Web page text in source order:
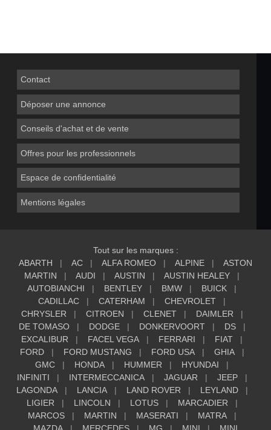
Contact
Déposer une annonce
Conseils d'achat et de vente
Offres pour les professionnels
Espace de confidentialité
Mentions légales
Tout sur les marques :
ABARTH
AC ALFA ROMEO ALPINE
ASTON
MARTIN
AUDI AUSTIN
AUSTIN HEALEY
AUTOBIANCHI
BENTLEY BMW
BUICK
CADILLAC
CATERHAM
CHEVROLET
CHRYSLER
CITROEN CLENET
DAIMLER
DE TOMASO
DODGE DONKERVOORT
DS
EXCALIBUR
FACEL VEGA FERRARI
FIAT
FORD
FORD MUSTANG FORD USA
GHIA
GMC
HONDA HUMMER
HYUNDAI
INFINITI
INTERMECCANICA JAGUAR
JEEP
LAGONDA
LANCIA LAND ROVER
LEYLAND
LIGIER
LINCOLN LOTUS
MARCADIER
MARCOS
MARTIN MASERATI
MATRA
MAZDA
MERCEDES MG MINI MINI